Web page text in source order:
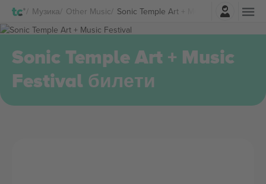
Музика Other Music Sonic Temple Art + Music Festival
Најави се
Sonic Temple Art + Music
Festival билети